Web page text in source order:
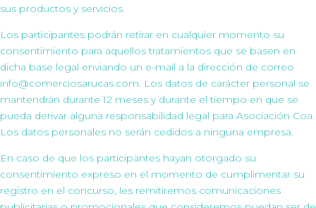
sus productos y servicios.
Los participantes podrán retirar en cualquier momento su
consentimiento para aquellos tratamientos que se basen en
dicha base legal enviando un e-mail a la dirección de correo
info@comerciosarucas.com. Los datos de carácter personal se
mantendrán durante 12 meses y durante el tiempo en que se
pueda derivar alguna responsabilidad legal para Asociación Coa.
Los datos personales no serán cedidos a ninguna empresa.
En caso de que los participantes hayan otorgado su
consentimiento expreso en el momento de cumplimentar su
registro en el concurso, les remitiremos comunicaciones